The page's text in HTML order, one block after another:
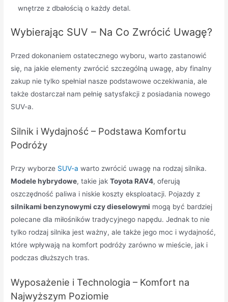
wnętrze z dbałością o każdy detal.
Wybierając SUV – Na Co Zwrócić Uwagę?
Przed dokonaniem ostatecznego wyboru, warto zastanowić
się, na jakie elementy zwrócić szczególną uwagę, aby finalny
zakup nie tylko spełniał nasze podstawowe oczekiwania, ale
także dostarczał nam pełnię satysfakcji z posiadania nowego
SUV-a.
Silnik i Wydajność – Podstawa Komfortu
Podróży
Przy wyborze SUV-a warto zwrócić uwagę na rodzaj silnika.
Modele hybrydowe, takie jakToyota RAV4, oferują
oszczędność paliwa i niskie koszty eksploatacji. Pojazdy z
silnikami benzynowymi czy dieselowymi mogą być bardziej
polecane dla miłośników tradycyjnego napędu. Jednak to nie
tylko rodzaj silnika jest ważny, ale także jego moc i wydajność,
które wpływają na komfort podróży zarówno w mieście, jak i
podczas dłuższych tras.
Wyposażenie i Technologia – Komfort na
Najwyższym Poziomie